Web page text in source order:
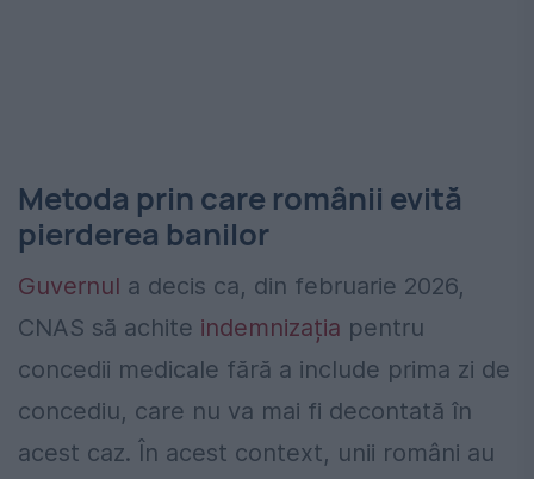
Metoda prin care românii evită
pierderea banilor
Guvernul a decis ca, din februarie 2026,
CNAS să achite indemnizația pentru
concedii medicale fără a include prima zi de
concediu, care nu va mai fi decontată în
acest caz. În acest context, unii români au